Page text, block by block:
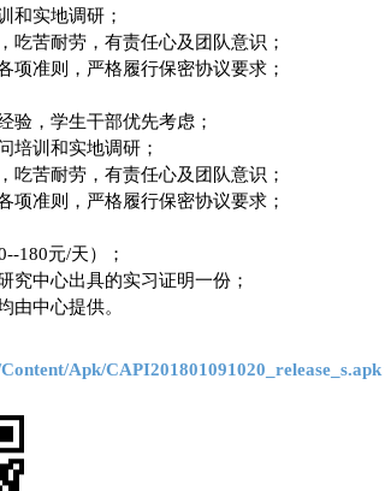
和实地调研；
吃苦耐劳，有责任心及团队意识；
项准则，严格履行保密协议要求；
验，学生干部优先考虑；
培训和实地调研；
吃苦耐劳，有责任心及团队意识；
项准则，严格履行保密协议要求；
180元/天）；
究中心出具的实习证明一份；
由中心提供。
Apk/CAPI201801091020_release_s.apk